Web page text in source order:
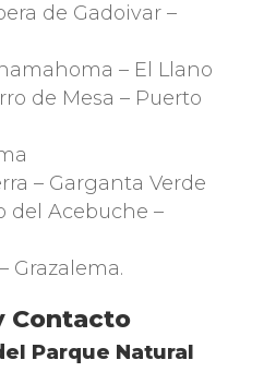
de Gadoivar–
– El Llano
de Mesa – Puerto
– Garganta Verde
del Acebuche –
– Grazalema.
Contacto
Parque Natural